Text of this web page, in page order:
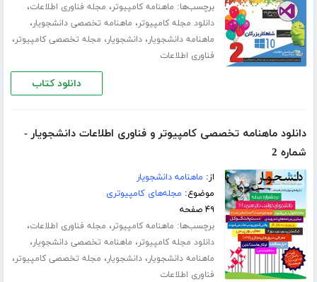
برچسب‌ها: ماهنامه کامپیوتر، مجله فناوری اطلاعات،
دانلود مجله کامپیوتر، ماهنامه تخصصی دانشجویار،
ماهنامه دانشجویار،دانشجویار، مجله تخصصی کامپیوتر،
فناوری اطلاعات
دانلود کتاب
دانلود ماهنامه تخصصی کامپیوتر و فناوری اطلاعات دانشجویار -
شماره 2
از: ماهنامه دانشجویار
موضوع: مجله‌های کامپیوتری
۴۹ صفحه
برچسب‌ها: ماهنامه کامپیوتر، مجله فناوری اطلاعات،
دانلود مجله کامپیوتر، ماهنامه تخصصی دانشجویار،
ماهنامه دانشجویار،دانشجویار، مجله تخصصی کامپیوتر،
فناوری اطلاعات